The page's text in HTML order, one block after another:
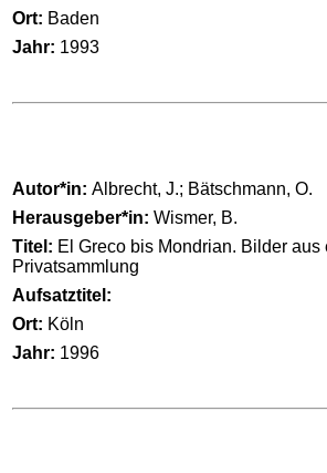
Ort: Baden
Jahr: 1993
Autor*in: Albrecht, J.; Bätschmann, O.
Herausgeber*in: Wismer, B.
Titel: El Greco bis Mondrian. Bilder
Privatsammlung
Aufsatztitel:
Ort: Köln
Jahr: 1996